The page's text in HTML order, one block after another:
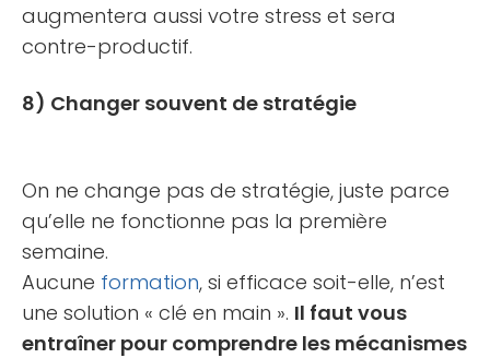
augmentera aussi votre stress et sera
contre-productif.
8) Changer souvent de stratégie
On ne change pas de stratégie, juste parce
qu’elle ne fonctionne pas la première
semaine.
Aucune formation, si efficace soit-elle, n’est
une solution « clé en main ». Il faut vous
entraîner pour comprendre les mécanismes